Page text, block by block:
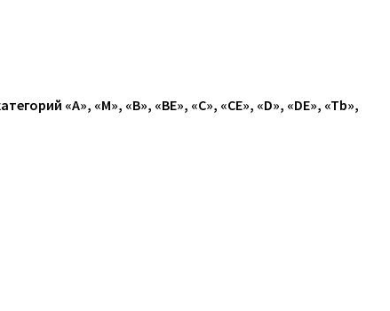
«A», «M», «B», «BE», «C», «CE», «D», «DE», «Tb»,